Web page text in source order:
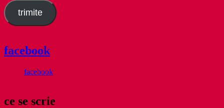
trimite
facebook
facebook
ce se scrie